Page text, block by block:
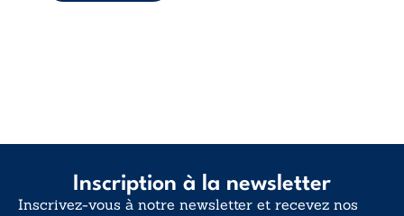
Inscription à la newsletter
Inscrivez-vous à notre newsletter et recevez nos